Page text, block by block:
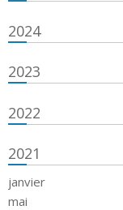
2024
2023
2022
2021
janvier
mai